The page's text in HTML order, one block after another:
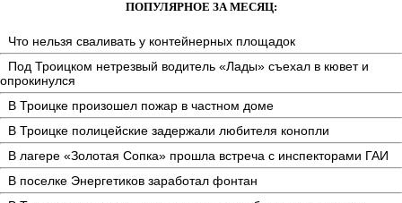
ПОПУЛЯРНОЕ ЗА МЕСЯЦ:
Что нельзя сваливать у контейнерных площадок
Под Троицком нетрезвый водитель «Лады» съехал в кювет и
опрокинулся
В Троицке произошел пожар в частном доме
В Троицке полицейские задержали любителя конопли
В лагере «Золотая Сопка» прошла встреча с инспекторами ГАИ
В поселке Энергетиков заработал фонтан